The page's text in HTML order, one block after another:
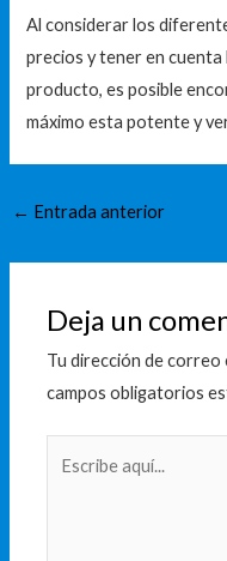
Al considerar los
precios y tener en
producto, es posible
máximo esta potente y
← Entrada anterior
Deja un
Tu dirección de
campos obligatorios